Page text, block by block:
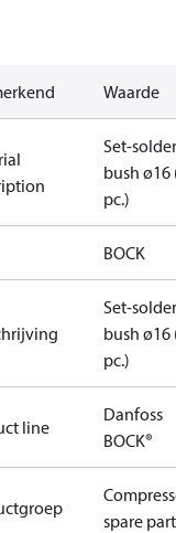
Waarde
Set-
bush ø16
pc.)
BOCK
Set-
bush ø16
pc.)
line
Danfoss
BOCK®
spare